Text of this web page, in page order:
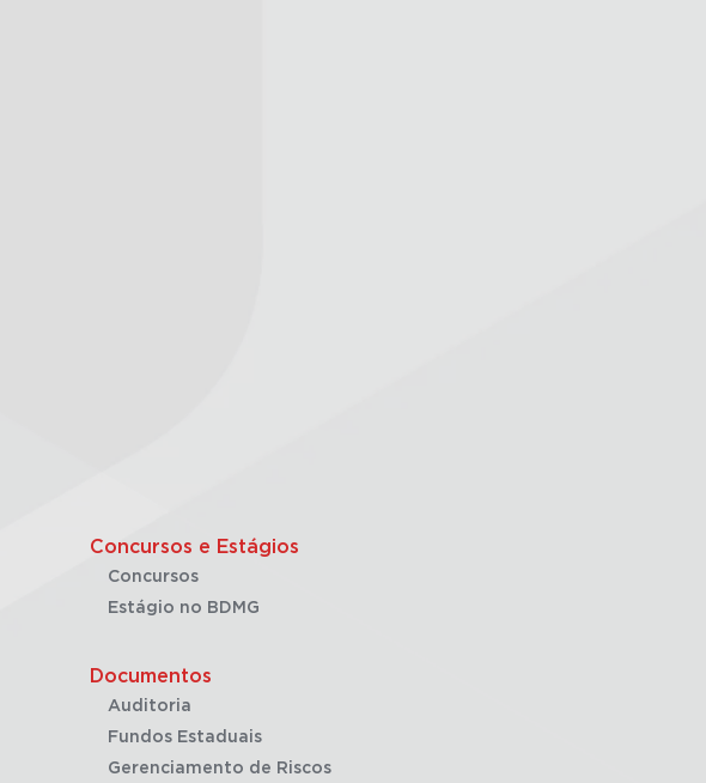
Concursos e Estágios
Concursos
Estágio no BDMG
Documentos
Auditoria
Fundos Estaduais
Gerenciamento de Riscos